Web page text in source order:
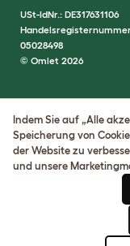
USt-IdNr.: DE317631106
05028498
© Omlet 2026
Indem Sie auf „Alle
Speicherung von
der Website zu
und unsere